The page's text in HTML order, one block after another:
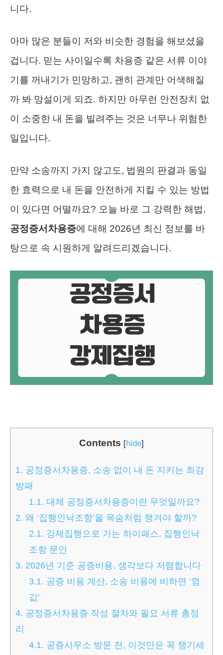
니다.
아마 많은 분들이 저와 비슷한 경험을 해보셨을
겁니다. 믿는 사이일수록 차용증 같은 서류 이야
기를 꺼내기가 민망하고, 괜히 관계만 어색해질
까 봐 망설이게 되죠. 하지만 아무런 안전장치 없
이 소중한 내 돈을 빌려주는 것은 너무나 위험한
일입니다.
만약 소송까지 가지 않고도, 법원의 판결과 동일
한 효력으로 내 돈을 안전하게 지킬 수 있는 방법
이 있다면 어떨까요? 오늘 바로 그 강력한 해법,
공정증서차용증에 대해 2026년 최신 정보를 바
탕으로 속 시원하게 알려드리겠습니다.
Contents [hide]
1. 공정증서차용증, 소송 없이 내 돈 지키는 최강
방패
1.1. 대체 공정증서차용증이란 무엇일까요?
2. 왜 ‘집행인낙조항’을 목숨처럼 챙겨야 할까?
2.1. 강제집행으로 가는 하이패스, 집행인낙
조항 문안
3. 2026년 기준 공증비용, 생각보다 저렴합니다
3.1. 공증 비용 계산, 소송 비용에 비하면 ‘껌
값’
4. 공정증서차용증 작성 절차와 필요 서류 총정
리
4.1. 공증사무소 방문 전, 이것만은 꼭 챙기세